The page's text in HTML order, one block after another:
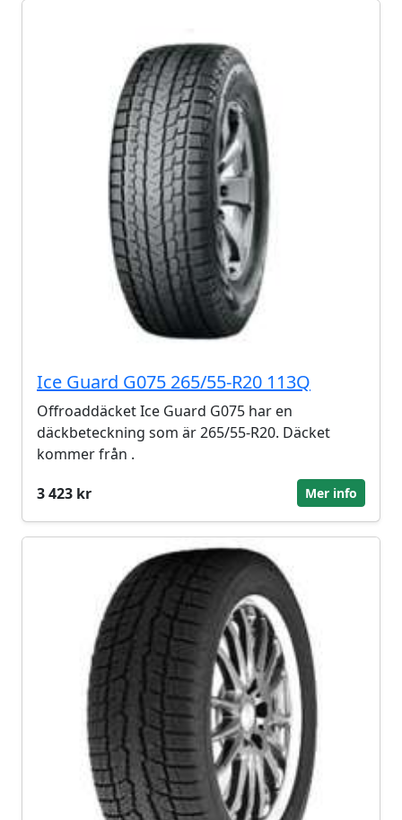
Ice Guard G075 265/55-R20 113Q
Offroaddäcket Ice Guard G075 har en
däckbeteckning som är 265/55-R20. Däcket
kommer från .
3 423 kr
Mer info